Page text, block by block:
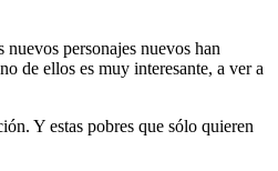
personajes nuevos han
de ellos es muy interesante, a ver a
Y estas pobres que sólo quieren